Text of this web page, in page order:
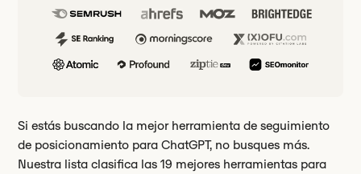
Si estás buscando la mejor herramienta de seguimiento
de posicionamiento para ChatGPT, no busques más.
Nuestra lista clasifica las 19 mejores herramientas para